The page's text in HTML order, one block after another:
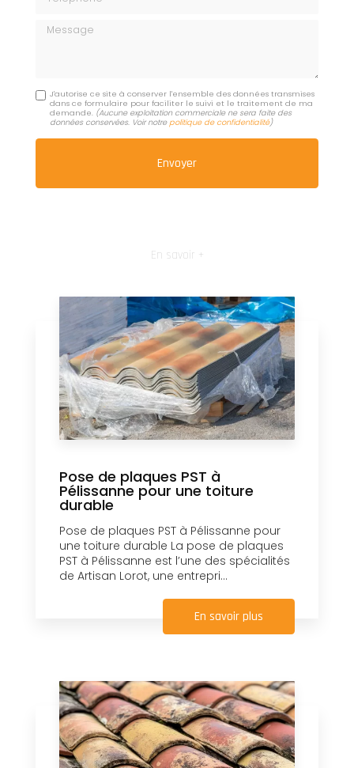
Message
J'autorise ce site à conserver l'ensemble des données transmises
dans ce formulaire pour faciliter le suivi et le traitement de ma
demande. (Aucune exploitation commerciale ne sera faite des
données conservées. Voir notrepolitique de confidentialité)
En savoir +
Pose de plaques PST à
Pélissanne pour une toiture
durable
Pose de plaques PST à Pélissanne pour
une toiture durable La pose de plaques
PST à Pélissanne est l’une des spécialités
de Artisan Lorot, une entrepri...
En savoir plus